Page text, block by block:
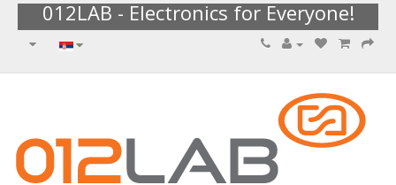
012LAB - Electronics for Everyone!